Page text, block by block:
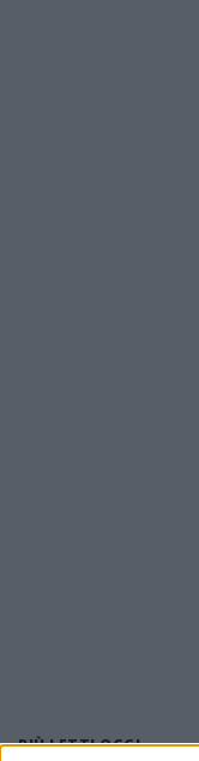
PIÙ LETTI OGGI